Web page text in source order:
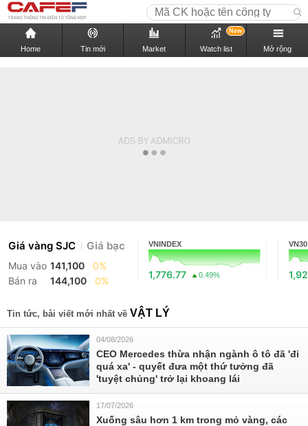
Home Tin mới Market Watch list
New
Mở rộng
Giá vàng SJC Giá bạc
Mua vào 141,100
0%
Bán ra
144,100 0%
VNINDEX
1,776.77 0.49%
VN30
Tin tức, bài viết mới nhất về VẬT LÝ
04/08/2026
CEO Mercedes thừa nhận ngành ô tô đã 'đi
quá xa' - quyết đưa một thứ tưởng đã
'tuyệt chủng' trở lại khoang lái
17/07/2026
Xuống sâu hơn 1 km trong mỏ vàng, các